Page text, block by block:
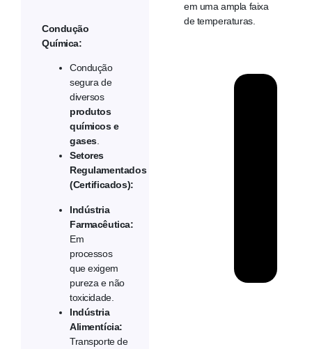
Condução
Química:
Condução
segura de
diversos
produtos
químicos e
gases.
Setores
Regulamentados
(Certificados):
Indústria
Farmacêutica:
Em
processos
que exigem
pureza e não
toxicidade.
Indústria
Alimentícia:
Transporte de
em uma ampla faixa
de temperaturas.